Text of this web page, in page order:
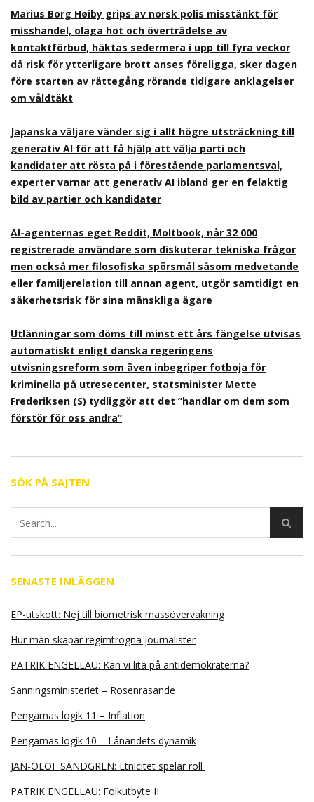
Marius Borg Høiby grips av norsk polis misstänkt för
misshandel, olaga hot och överträdelse av
kontaktförbud, häktas sedermera i upp till fyra veckor
då risk för ytterligare brott anses föreligga, sker dagen
före starten av rättegång rörande tidigare anklagelser
om våldtäkt
Japanska väljare vänder sig i allt högre utsträckning till
generativ AI för att få hjälp att välja parti och
kandidater att rösta på i förestående parlamentsval,
experter varnar att generativ AI ibland ger en felaktig
bild av partier och kandidater
AI-agenternas eget Reddit, Moltbook, når 32 000
registrerade användare som diskuterar tekniska frågor
men också mer filosofiska spörsmål såsom medvetande
eller familjerelation till annan agent, utgör samtidigt en
säkerhetsrisk för sina mänskliga ägare
Utlänningar som döms till minst ett års fängelse utvisas
automatiskt enligt danska regeringens
utvisningsreform som även inbegriper fotboja för
kriminella på utresecenter, statsminister Mette
Frederiksen (S) tydliggör att det ”handlar om dem som
förstör för oss andra”
SÖK PÅ SAJTEN
SENASTE INLÄGGEN
EP-utskott: Nej till biometrisk massövervakning
Hur man skapar regimtrogna journalister
PATRIK ENGELLAU: Kan vi lita på antidemokraterna?
Sanningsministeriet – Rosenrasande
Pengarnas logik 11 – Inflation
Pengarnas logik 10 – Lånandets dynamik
JAN-OLOF SANDGREN: Etnicitet spelar roll
PATRIK ENGELLAU: Folkutbyte II